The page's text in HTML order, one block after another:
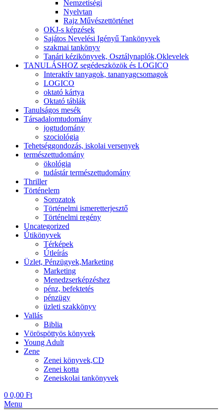
Nemzetiségi
Nyelvtan
Rajz Művészettörténet
OKJ-s képzések
Sajátos Nevelési Igényű Tankönyvek
szakmai tankönyv
Tanári kézikönyvek, Osztálynaplók,Oklevelek
TANULÁSHOZ segédeszközök és LOGICO
Interaktív tanyagok, tananyagcsomagok
LOGICO
oktató kártya
Oktató táblák
Tanulságos mesék
Társadalomtudomány
jogtudomány
szociológia
Tehetséggondozás, iskolai versenyek
természettudomány
ökológia
tudástár természettudomány
Thriller
Történelem
Sorozatok
Történelmi ismeretterjesztő
Történelmi regény
Uncategorized
Útikönyvek
Térképek
Útleírás
Üzlet, Pénzügyek,Marketing
Marketing
Menedzserképzéshez
pénz, befektetés
pénzügy
üzleti szakkönyv
Vallás
Biblia
Vöröspöttyös könyvek
Young Adult
Zene
Zenei könyvek,CD
Zenei kotta
Zeneiskolai tankönyvek
0 0,00 Ft
Menu